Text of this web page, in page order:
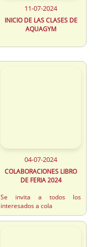
11-07-2024
INICIO DE LAS CLASES DE
AQUAGYM
04-07-2024
COLABORACIONES LIBRO
DE FERIA 2024
Se invita a todos los
interesados a cola